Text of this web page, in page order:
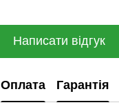
Написати відгук
Оплата Гарантія